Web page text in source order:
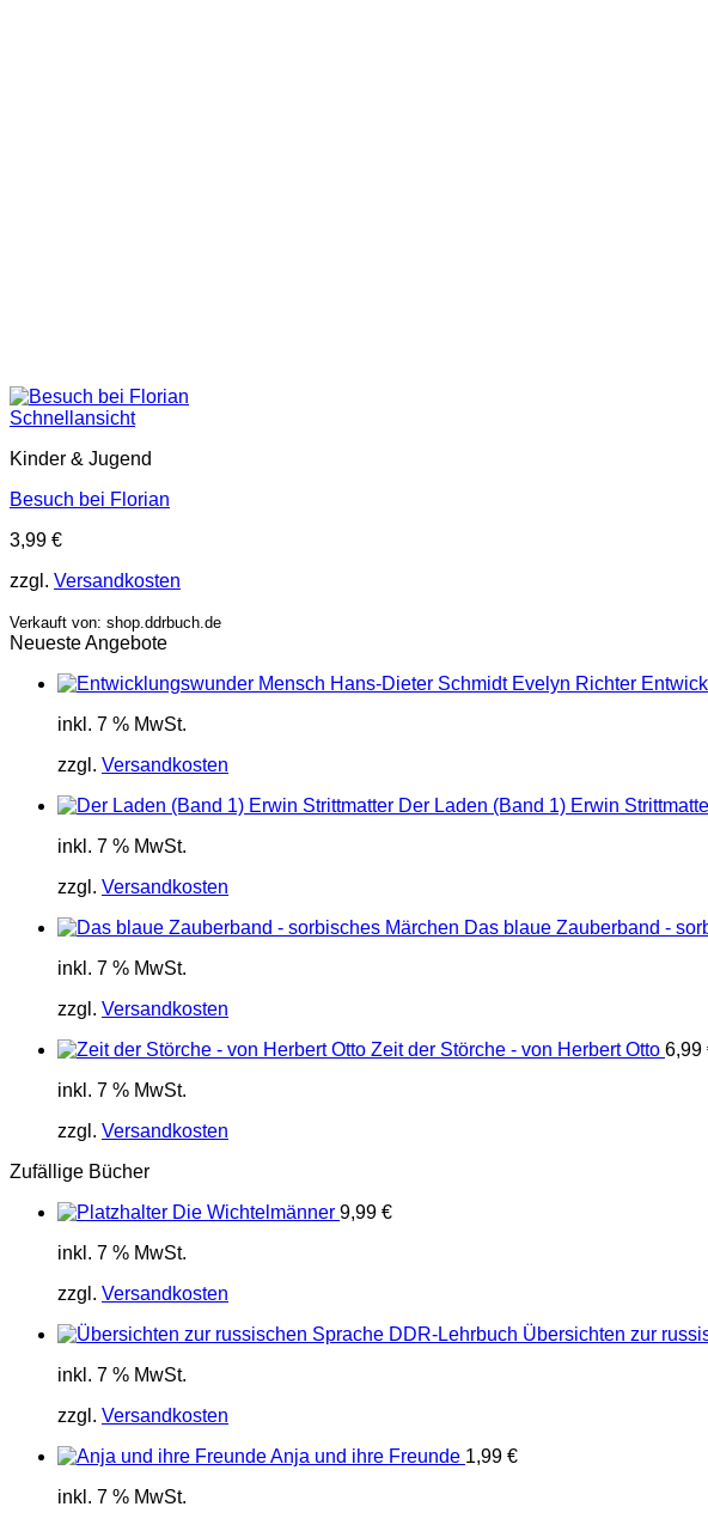
Schnellansicht
Kinder & Jugend
Besuch bei Florian
3,99 €
zzgl. Versandkosten
Verkauft von: shop.ddrbuch.de
Neueste Angebote
inkl. 7 % MwSt.
zzgl. Versandkosten
Der Laden (Band 1) Erwin
inkl. 7 % MwSt.
zzgl. Versandkosten
Das blaue Zauberband -
inkl. 7 % MwSt.
zzgl. Versandkosten
Zeit der Störche - von Herbert Otto 6,99
inkl. 7 % MwSt.
zzgl. Versandkosten
Zufällige Bücher
Die Wichtelmänner 9,99 €
inkl. 7 % MwSt.
zzgl. Versandkosten
Übersichten zur
inkl. 7 % MwSt.
zzgl. Versandkosten
Anja und ihre Freunde 1,99 €
inkl. 7 % MwSt.